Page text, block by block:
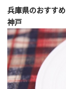
兵庫県のおすす
神戸